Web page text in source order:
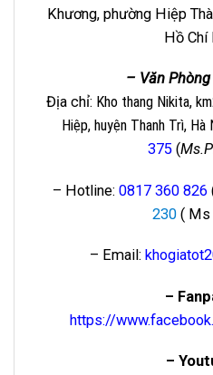
Khương, phường Hiệp
Hồ Chí
– Văn
Địa chỉ: Kho thang Nikita,
Hiệp, huyện Thanh Trì, Hà
375(
– Hotline: 0817 360 826
230( Ms
– Email:
–
https://
–